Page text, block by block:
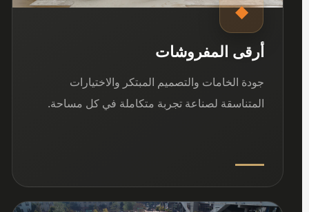
◆
أرقى المفروشات
جودة الخامات والتصميم المبتكر والاختيارات
المتناسقة لصناعة تجربة متكاملة في كل مساحة.